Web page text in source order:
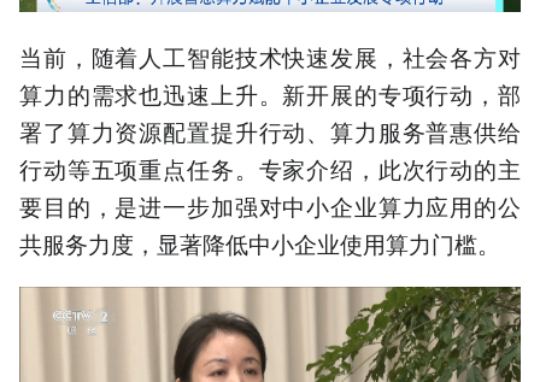
当前，随着人工智能技术快速发展，社会各方对
算力的需求也迅速上升。新开展的专项行动，部
署了算力资源配置提升行动、算力服务普惠供给
行动等五项重点任务。专家介绍，此次行动的主
要目的，是进一步加强对中小企业算力应用的公
共服务力度，显著降低中小企业使用算力门槛。